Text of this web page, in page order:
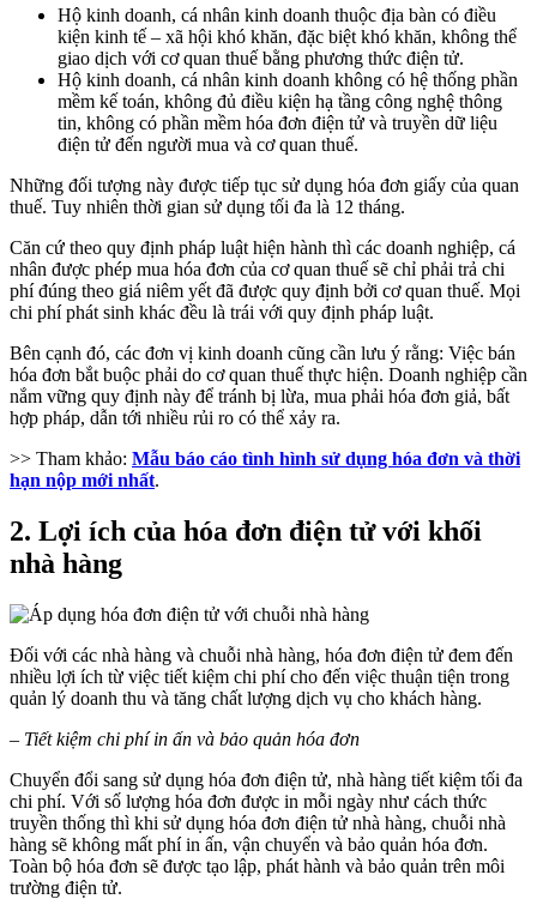
Hộ kinh doanh, cá nhân kinh doanh thuộc địa bàn có điều
kiện kinh tế – xã hội khó khăn, đặc biệt khó khăn, không thể
giao dịch với cơ quan thuế bằng phương thức điện tử.
Hộ kinh doanh, cá nhân kinh doanh không có hệ thống phần
mềm kế toán, không đủ điều kiện hạ tầng công nghệ thông
tin, không có phần mềm hóa đơn điện tử và truyền dữ liệu
điện tử đến người mua và cơ quan thuế.
Những đối tượng này được tiếp tục sử dụng hóa đơn giấy của quan
thuế. Tuy nhiên thời gian sử dụng tối đa là 12 tháng.
Căn cứ theo quy định pháp luật hiện hành thì các doanh nghiệp, cá
nhân được phép mua hóa đơn của cơ quan thuế sẽ chỉ phải trả chi
phí đúng theo giá niêm yết đã được quy định bởi cơ quan thuế. Mọi
chi phí phát sinh khác đều là trái với quy định pháp luật.
Bên cạnh đó, các đơn vị kinh doanh cũng cần lưu ý rằng: Việc bán
hóa đơn bắt buộc phải do cơ quan thuế thực hiện. Doanh nghiệp cần
nắm vững quy định này để tránh bị lừa, mua phải hóa đơn giả, bất
hợp pháp, dẫn tới nhiều rủi ro có thể xảy ra.
>> Tham khảo: Mẫu báo cáo tình hình sử dụng hóa đơn và thời
hạn nộp mới nhất.
2. Lợi ích của hóa đơn điện tử với khối
nhà hàng
Đối với các nhà hàng và chuỗi nhà hàng, hóa đơn điện tử đem đến
nhiều lợi ích từ việc tiết kiệm chi phí cho đến việc thuận tiện trong
quản lý doanh thu và tăng chất lượng dịch vụ cho khách hàng.
– Tiết kiệm chi phí in ấn và bảo quản hóa đơn
Chuyển đổi sang sử dụng hóa đơn điện tử, nhà hàng tiết kiệm tối đa
chi phí. Với số lượng hóa đơn được in mỗi ngày như cách thức
truyền thống thì khi sử dụng hóa đơn điện tử nhà hàng, chuỗi nhà
hàng sẽ không mất phí in ấn, vận chuyển và bảo quản hóa đơn.
Toàn bộ hóa đơn sẽ được tạo lập, phát hành và bảo quản trên môi
trường điện tử.